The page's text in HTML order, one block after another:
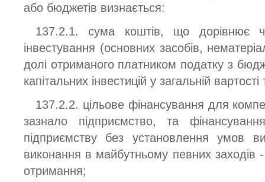
або бюджетів визнається:
137.2.1. сума коштів, що дорівнює
інвестування (основних засобів,
долі отриманого платником податку з
капітальних інвестицій у загальній вартості
137.2.2. цільове фінансування для
зазнало підприємство, та
підприємству без установлення умов
виконання в майбутньому певних заходів
отримання;